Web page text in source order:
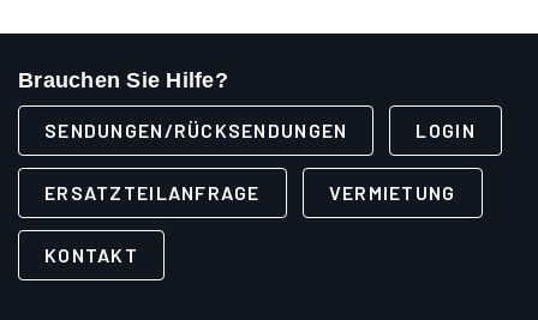
Brauchen Sie Hilfe?
SENDUNGEN/RÜCKSENDUNGEN LOGIN
ERSATZTEILANFRAGE VERMIETUNG
KONTAKT